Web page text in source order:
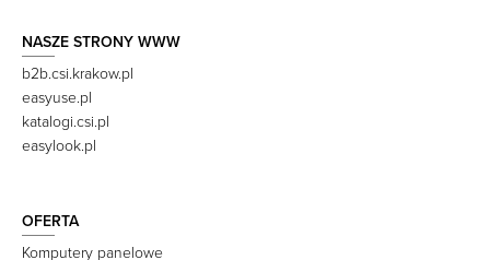
NASZE STRONY WWW
b2b.csi.krakow.pl
easyuse.pl
katalogi.csi.pl
easylook.pl
OFERTA
Komputery panelowe